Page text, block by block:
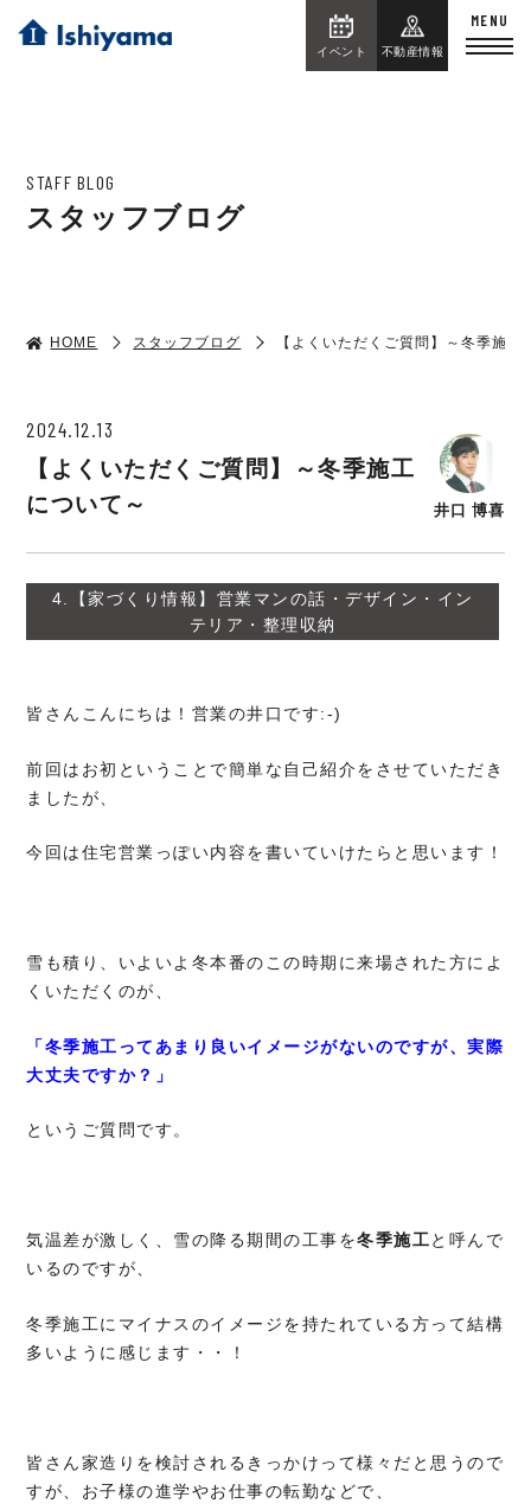
STAFF BLOG
スタッフブログ
HOME スタッフブログ 【よくいただくご質問】～冬季施工
2024.12.13
【よくいただくご質問】～冬季施工
について～
井口 博喜
4.【家づくり情報】営業マンの話・デザイン・イン
テリア・整理収納
皆さんこんにちは！営業の井口です:-)
前回はお初ということで簡単な自己紹介をさせていただき
ましたが、
今回は住宅営業っぽい内容を書いていけたらと思います！
雪も積り、いよいよ冬本番のこの時期に来場された方によ
くいただくのが、
「冬季施工ってあまり良いイメージがないのですが、実際
大丈夫ですか？」
というご質問です。
気温差が激しく、雪の降る期間の工事を冬季施工と呼んで
いるのですが、
冬季施工にマイナスのイメージを持たれている方って結構
多いように感じます・・！
皆さん家造りを検討されるきっかけって様々だと思うので
すが、お子様の進学やお仕事の転勤などで、
イベント 不動産情報